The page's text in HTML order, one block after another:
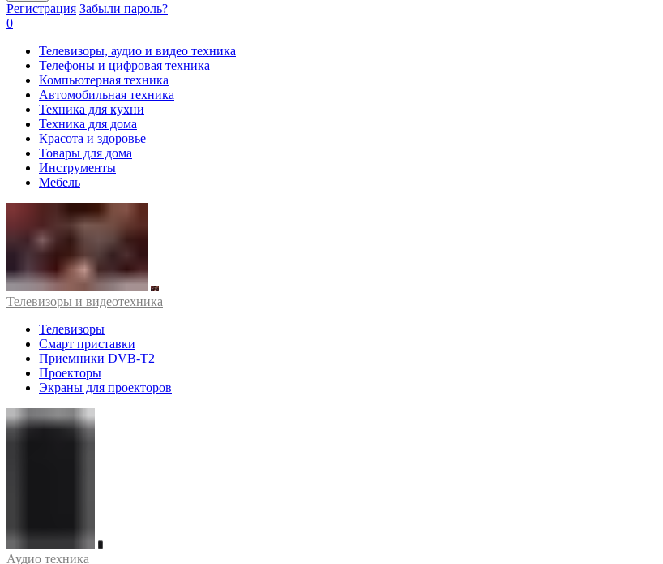
Регистрация Забыли пароль?
0
Телевизоры, аудио и видео техника
Телефоны и цифровая техника
Компьютерная техника
Автомобильная техника
Техника для кухни
Техника для дома
Красота и здоровье
Товары для дома
Инструменты
Мебель
Телевизоры и видеотехника
Телевизоры
Смарт приставки
Приемники DVB-T2
Проекторы
Экраны для проекторов
Аудио техника